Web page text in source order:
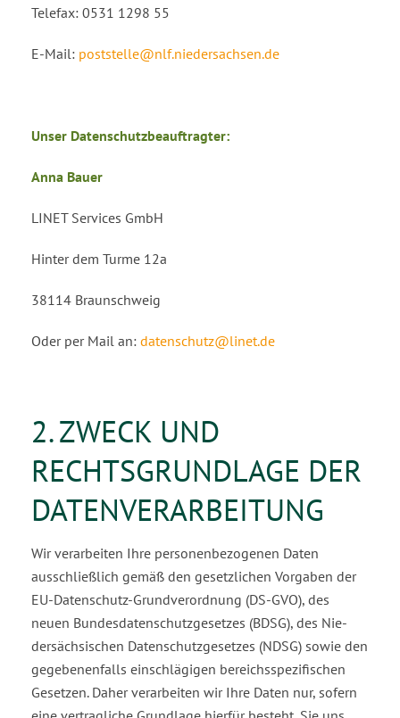
Telefax: 0531 1298 55
E-Mail: poststelle@nlf.niedersachsen.de
Unser Datenschutzbeauftragter:
Anna Bauer
LINET Services GmbH
Hinter dem Turme 12a
38114 Braunschweig
Oder per Mail an: datenschutz@linet.de
2. ZWECK UND
RECHTSGRUNDLAGE DER
DATENVERARBEITUNG
Wir verarbeiten Ihre personenbezogenen Daten
ausschließlich gemäß den gesetzlichen Vorgaben der
EU-Datenschutz-Grundverordnung (DS-GVO), des
neuen Bundesdatenschutzgesetzes (BDSG), des Nie­
dersächsischen Datenschutzgesetzes (NDSG) sowie den
gegebenenfalls einschlägigen bereichsspezi­fischen
Gesetzen. Daher verarbeiten wir Ihre Daten nur, sofern